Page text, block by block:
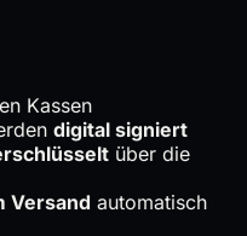
Kassen
digital signiert
über die
Versand automatisch